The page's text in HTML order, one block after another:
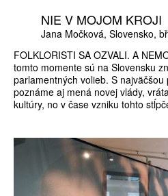
NIE V MOJOM KROJI
Jana Močková Slovensko
FOLKLORISTI SA OZVALI. A
tomto momente sú na Slovensku
parlamentných volieb. S
poznáme aj mená novej vlády,
kultúry, no v čase vzniku tohto